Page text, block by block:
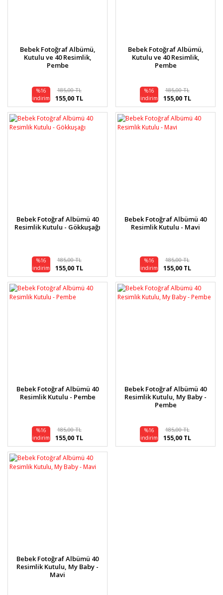
Bebek Fotoğraf Albümü,
Kutulu ve 40 Resimlik,
Pembe
%16
indirim
185,00 TL
155,00 TL
Bebek Fotoğraf Albümü,
Kutulu ve 40 Resimlik,
Pembe
%16
indirim
185,00 TL
155,00 TL
Bebek Fotoğraf Albümü 40
Resimlik Kutulu - Gökkuşağı
%16
indirim
185,00 TL
155,00 TL
Bebek Fotoğraf Albümü 40
Resimlik Kutulu - Mavi
%16
indirim
185,00 TL
155,00 TL
Bebek Fotoğraf Albümü 40
Resimlik Kutulu - Pembe
%16
indirim
185,00 TL
155,00 TL
Bebek Fotoğraf Albümü 40
Resimlik Kutulu, My Baby -
Pembe
%16
indirim
185,00 TL
155,00 TL
Bebek Fotoğraf Albümü 40
Resimlik Kutulu, My Baby -
Mavi